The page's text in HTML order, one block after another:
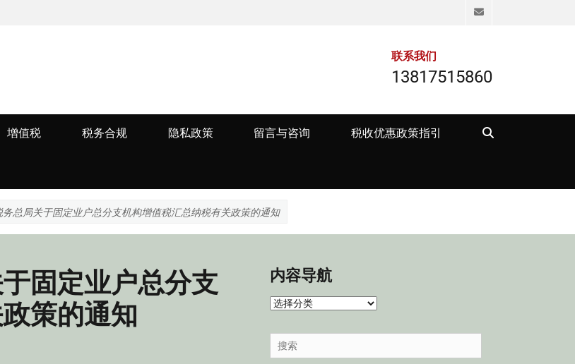
Email
联系我们
13817515860
增值税 税务合规 隐私政策 留言与咨询 税收优惠政策指引
务总局关于固定业户总分支机构增值税汇总纳税有关政策的通知
固定业户总分支
策的通知
内容导航
内
导
航
Search
for: